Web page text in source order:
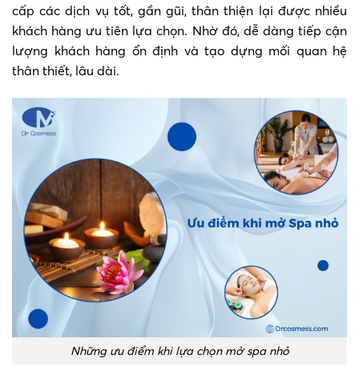
cấp các dịch vụ tốt, gần gũi, thân thiện lại được nhiều
khách hàng ưu tiên lựa chọn. Nhờ đó, dễ dàng tiếp cận
lượng khách hàng ổn định và tạo dựng mối quan hệ
thân thiết, lâu dài.
Những ưu điểm khi lựa chọn mở spa nhỏ